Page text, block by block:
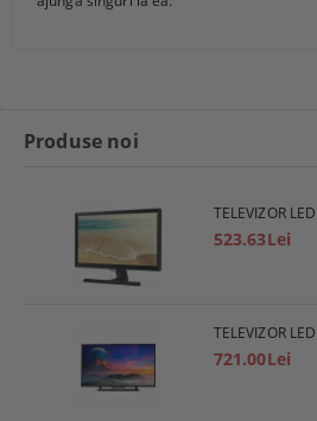
Produse noi
TELEVIZOR
523.63Lei
721.00Lei